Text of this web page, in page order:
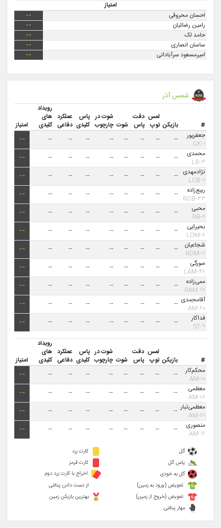
امتیاز
احسان محروقی
--
رامین رضائیان
--
حامد لک
--
ساسان انصاری
--
امیرمسعود سرآبادانی
--
شمس آذر
# بازیکن
لمس
توپ
دقت
پاس
شوت
شوت در
چارچوب
پاس
کلیدی
عملکرد
دفاعی
رویداد
های
کلیدی
امتیاز
جعفرپور
۱-GK
--
--
--
--
--
--
--
--
--
محمدی
۳-LB
--
--
--
--
--
--
--
--
--
نژادمهدی
۲-LCB
--
--
--
--
--
--
--
--
--
ربیع‌زاده
۳۳-RCB
--
--
--
--
--
--
--
--
--
محبی
۶-RB
--
--
--
--
--
--
--
--
--
بحیرایی
۸-LDM
--
--
--
--
--
--
--
--
--
شجاعیان
۱۱-RDM
--
--
--
--
--
--
--
--
--
سورگی
۴۸-LAM
--
--
--
--
--
--
--
--
--
ممی‌زاده
۱۷-RAM
--
--
--
--
--
--
--
--
--
آقامحمدی
۸۰-AM
--
--
--
--
--
--
--
--
--
فداکار
۹-ST
--
--
--
--
--
--
--
--
--
# بازیکن
لمس
توپ
دقت
پاس
شوت
شوت در
چارچوب
پاس
کلیدی
عملکرد
دفاعی
رویداد
های
کلیدی
امتیاز
محکم‌کار
۱۰-AM
--
--
--
--
--
--
--
--
--
معظمی
۱۸-AM
--
--
--
--
--
--
--
--
--
معظمی‌تبار
۷۱-AM
--
--
--
--
--
--
--
--
--
منصوری
۱۶-AM
--
--
--
--
--
--
--
--
--
گل
پاس گل
گل به خودی
کارت زرد
کارت قرمز
اخراج با کارت زرد دوم
تعویض (ورود به زمین)
تعویض (خروج از زمین)
مهار پنالتی
از دست دادن پنالتی
بهترین بازیکن زمین